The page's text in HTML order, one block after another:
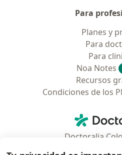
Para
Planes y
Para
Para
Noa Notes
Recursos
Condiciones de los
Doctoralia